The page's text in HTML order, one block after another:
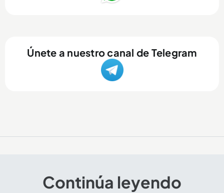
Únete a nuestro canal de Telegram
Continúa leyendo